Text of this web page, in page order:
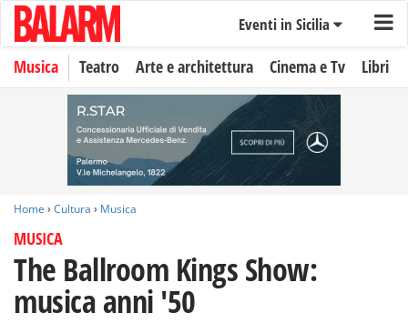
Eventi in Sicilia
Musica Teatro Arte e architettura Cinema e Tv Libri
Home › Cultura › Musica
MUSICA
The Ballroom Kings Show:
musica anni '50